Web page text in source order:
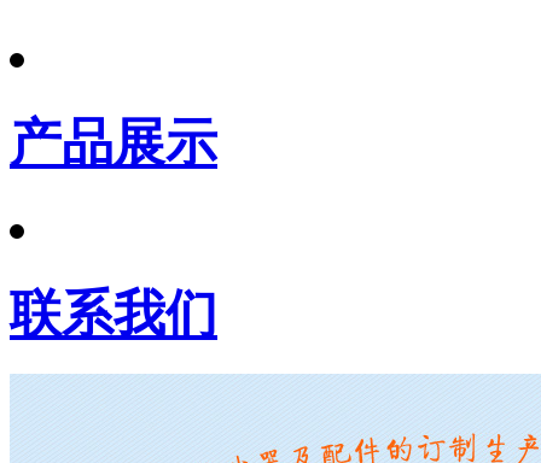
产品展示
联系我们